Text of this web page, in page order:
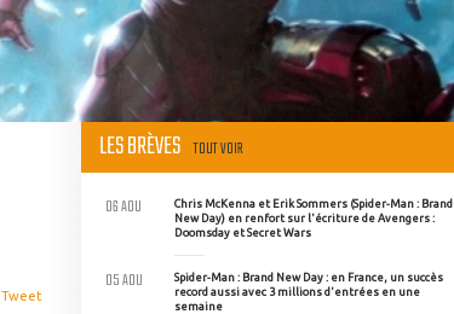
Tweet
LES BRÈVES TOUT VOIR
Chris McKenna et Erik Sommers (Spider-Man : Brand
New Day) en renfort sur l'écriture de Avengers :
Doomsday et Secret Wars
06 AOU
Spider-Man : Brand New Day : en France, un succès
record aussi avec 3 millions d'entrées en une
semaine
05 AOU